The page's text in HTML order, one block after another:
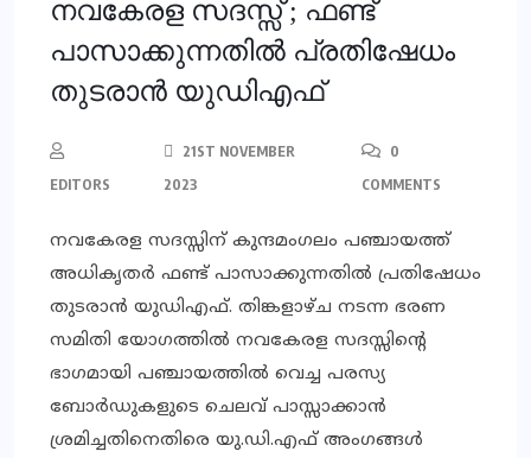
നവകേരള സദസ്സ് ; ഫണ്ട്
പാസാക്കുന്നതിൽ പ്രതിഷേധം
തുടരാൻ യുഡിഎഫ്
EDITORS
21ST NOVEMBER
2023
0
COMMENTS
നവകേരള സദസ്സിന് കുന്ദമംഗലം പഞ്ചായത്ത്
അധികൃതർ ഫണ്ട് പാസാക്കുന്നതിൽ പ്രതിഷേധം
തുടരാൻ യുഡിഎഫ്. തിങ്കളാഴ്ച നടന്ന ഭരണ
സമിതി യോഗത്തിൽ നവകേരള സദസ്സിന്റെ
ഭാഗമായി പഞ്ചായത്തിൽ വെച്ച പരസ്യ
ബോർഡുകളുടെ ചെലവ് പാസ്സാക്കാൻ
ശ്രമിച്ചതിനെതിരെ യു.ഡി.എഫ് അംഗങ്ങൾ